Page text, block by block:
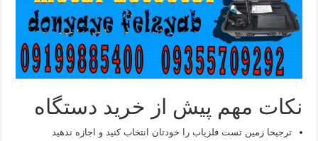
نکات مهم پیش از خرید دستگاه
ترجیحا زمین تست فلزیاب را خودتان انتخاب کنید و اجازه ندهید